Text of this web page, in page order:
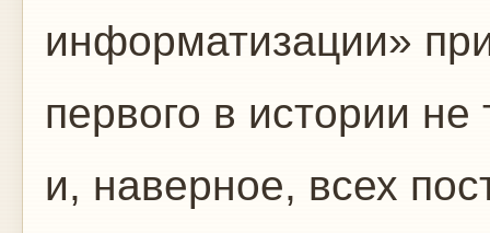
информатизации»
первого в истории
и, наверное, всех